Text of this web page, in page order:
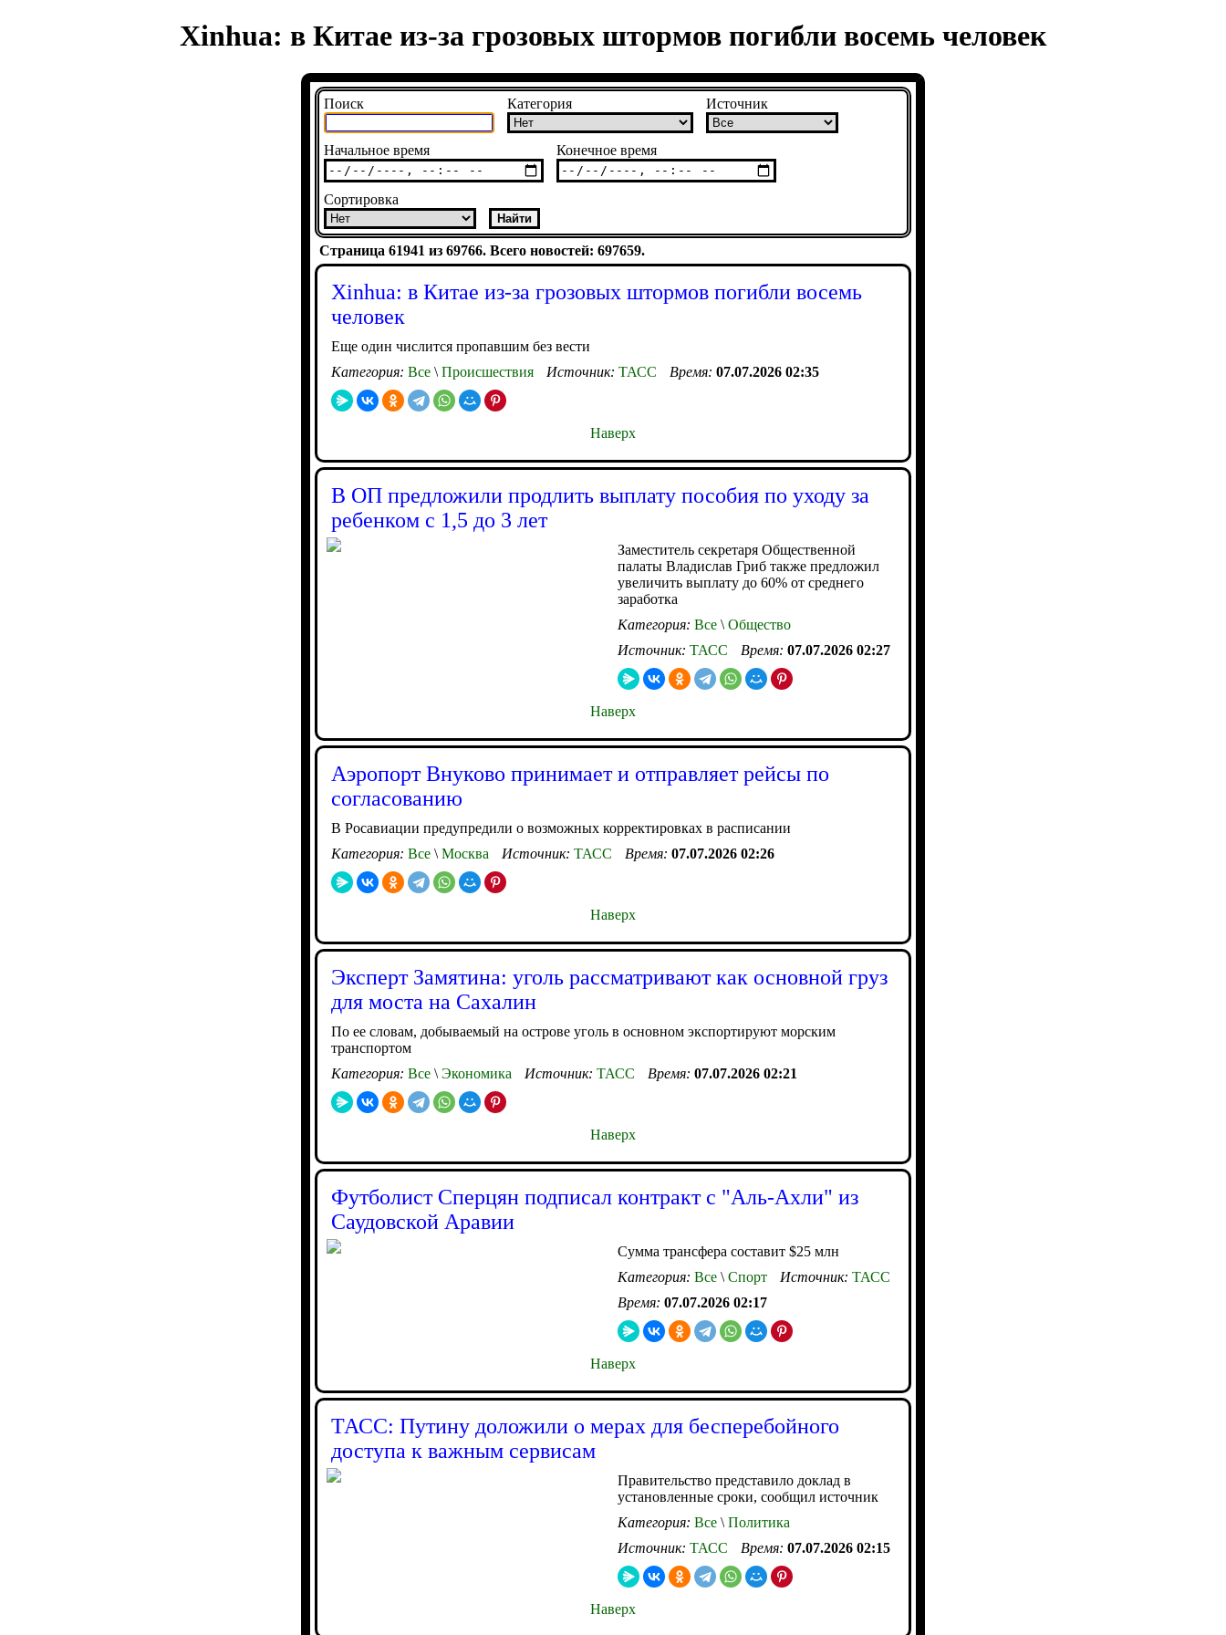
Xinhua: в Китае из-за грозовых штормов погибли восемь человек
Поиск Категория Источник
Начальное время Конечное время
Сортировка
Страница 61941 из 69766. Всего новостей: 697659.
Xinhua: в Китае из-за грозовых штормов погибли восемь
человек
Еще один числится пропавшим без вести
Категория: Все \ Происшествия Источник: ТАСС Время: 07.07.2026 02:35
Наверх
В ОП предложили продлить выплату пособия по уходу за
ребенком с 1,5 до 3 лет
Заместитель секретаря Общественной
палаты Владислав Гриб также предложил
увеличить выплату до 60% от среднего
заработка
Категория: Все \ Общество
Источник: ТАСС Время: 07.07.2026 02:27
Наверх
Аэропорт Внуково принимает и отправляет рейсы по
согласованию
В Росавиации предупредили о возможных корректировках в расписании
Категория: Все \ Москва Источник: ТАСС Время: 07.07.2026 02:26
Наверх
Эксперт Замятина: уголь рассматривают как основной груз
для моста на Сахалин
По ее словам, добываемый на острове уголь в основном экспортируют морским
транспортом
Категория: Все \ Экономика Источник: ТАСС Время: 07.07.2026 02:21
Наверх
Футболист Сперцян подписал контракт с "Аль-Ахли" из
Саудовской Аравии
Сумма трансфера составит $25 млн
Категория: Все \ Спорт Источник: ТАСС
Время: 07.07.2026 02:17
Наверх
ТАСС: Путину доложили о мерах для бесперебойного
доступа к важным сервисам
Правительство представило доклад в
установленные сроки, сообщил источник
Категория: Все \ Политика
Источник: ТАСС Время: 07.07.2026 02:15
Наверх